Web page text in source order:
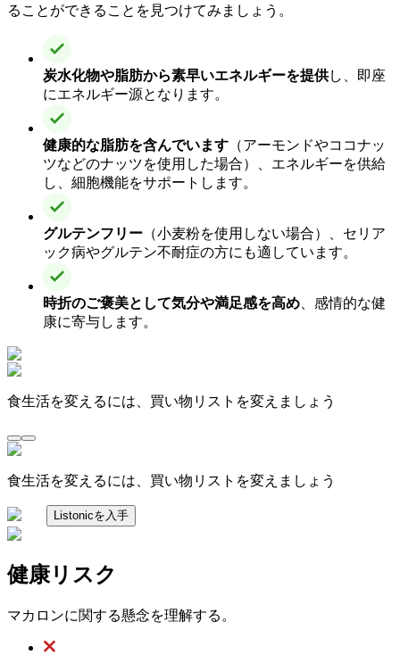
ることができることを見つけてみましょう。
炭水化物や脂肪から素早いエネルギーを提供し、即座
にエネルギー源となります。
健康的な脂肪を含んでいます （アーモンドやココナッ
ツなどのナッツを使用した場合）、エネルギーを供給
し、細胞機能をサポートします。
グルテンフリー （小麦粉を使用しない場合）、セリア
ック病やグルテン不耐症の方にも適しています。
時折のご褒美として気分や満足感を高め 、感情的な健
康に寄与します。
食生活を変えるには、買い物リストを変えましょう
食生活を変えるには、買い物リストを変えましょう
Listonicを入手
健康リスク
マカロンに関する懸念を理解する。